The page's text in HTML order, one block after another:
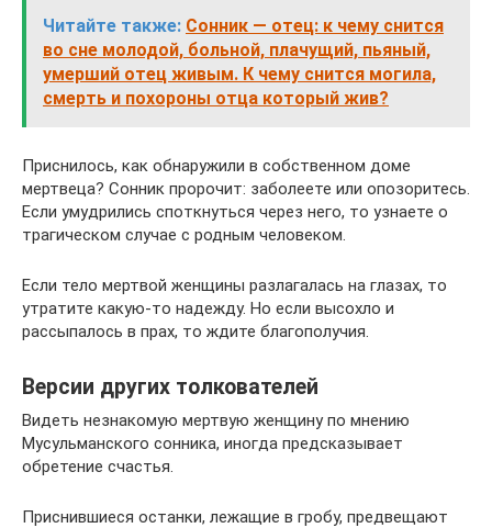
Читайте также: Сонник — отец: к чему снится
во сне молодой, больной, плачущий, пьяный,
умерший отец живым. К чему снится могила,
смерть и похороны отца который жив?
Приснилось, как обнаружили в собственном доме
мертвеца? Сонник пророчит: заболеете или опозоритесь.
Если умудрились споткнуться через него, то узнаете о
трагическом случае с родным человеком.
Если тело мертвой женщины разлагалась на глазах, то
утратите какую-то надежду. Но если высохло и
рассыпалось в прах, то ждите благополучия.
Версии других толкователей
Видеть незнакомую мертвую женщину по мнению
Мусульманского сонника, иногда предсказывает
обретение счастья.
Приснившиеся останки, лежащие в гробу, предвещают